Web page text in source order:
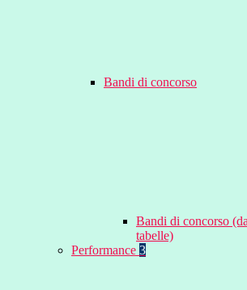
Bandi di concorso
Bandi di concorso
tabelle)
Performance 3